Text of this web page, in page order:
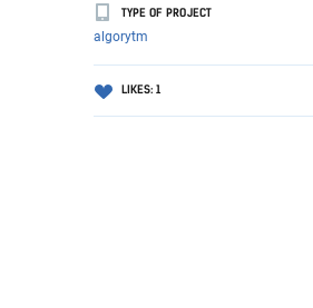
TYPE OF PROJECT
algorytm
LIKES: 1